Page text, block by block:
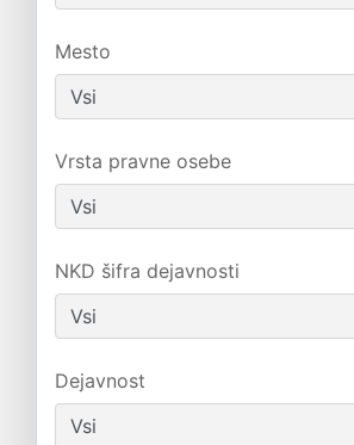
Mesto
Vrsta pravne osebe
NKD šifra dejavnosti
Dejavnost